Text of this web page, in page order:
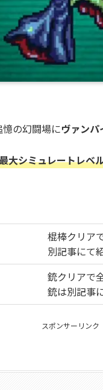
の幻闘場にヴァンパ
大シミュレートレベ
棍棒クリア
別記事にて
銃クリアで
銃は別記事
スポンサーリンク